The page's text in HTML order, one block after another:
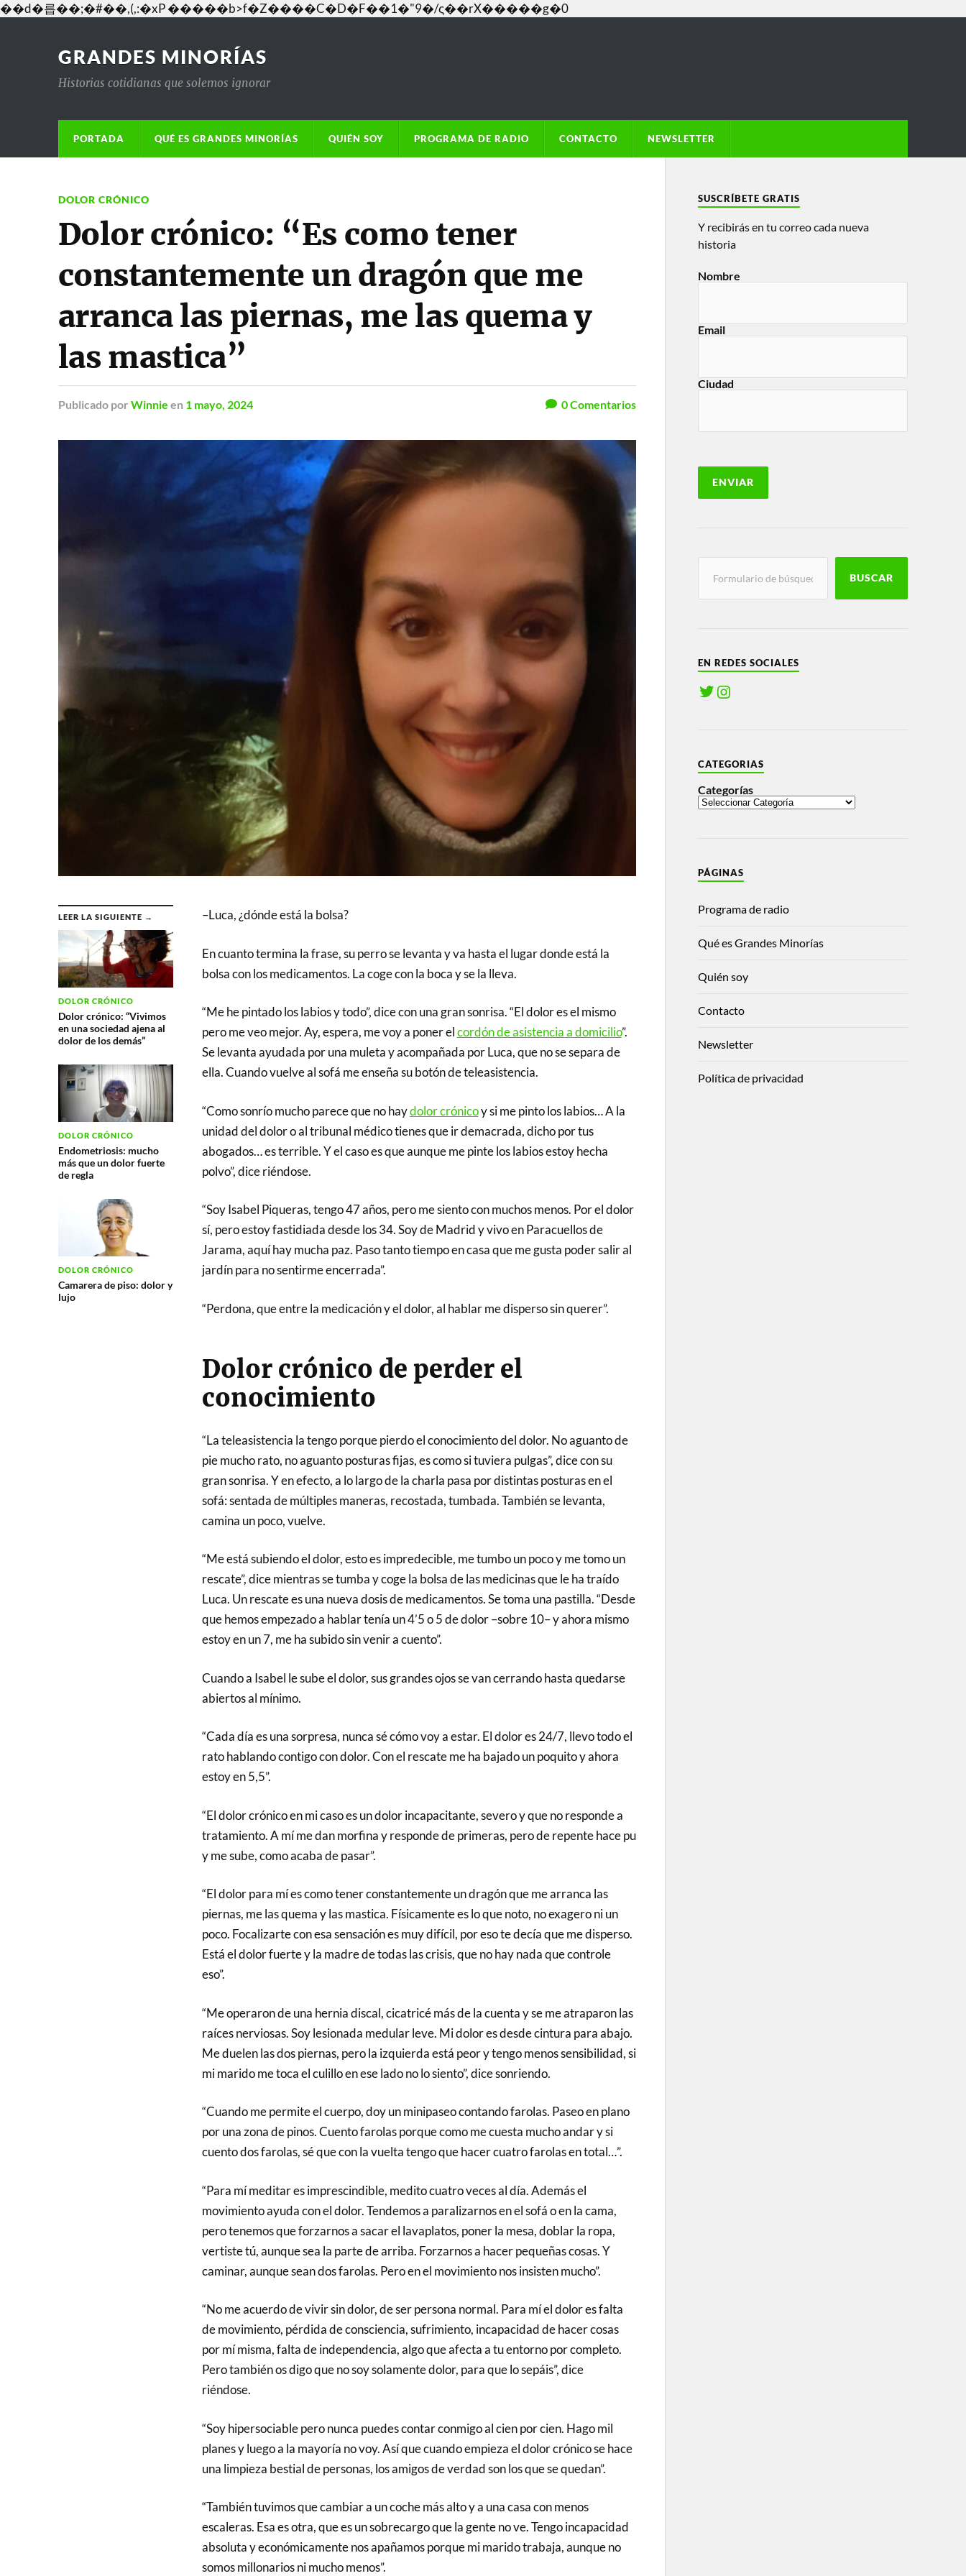
��d�릅��;�#��,(,:�xP �����b>f�Z����C�D�F��1�"9�/ς��rX�����g�0
GRANDES MINORÍAS
Historias cotidianas que solemos ignorar
PORTADA QUÉ ES GRANDES MINORÍAS QUIÉN SOY PROGRAMA DE RADIO CONTACTO NEWSLETTER
DOLOR CRÓNICO
Dolor crónico: “Es como tener
constantemente un dragón que me
arranca las piernas, me las quema y
las mastica”
Publicado por Winnie en 1 mayo, 2024 0Comentarios
LEER LA SIGUIENTE →
DOLOR CRÓNICO
Dolor crónico: “Vivimos
en una sociedad ajena al
dolor de los demás”
DOLOR CRÓNICO
Endometriosis: mucho
más que un dolor fuerte
de regla
DOLOR CRÓNICO
Camarera de piso: dolor y
lujo
–Luca, ¿dónde está la bolsa?
En cuanto termina la frase, su perro se levanta y va hasta el lugar donde está la
bolsa con los medicamentos. La coge con la boca y se la lleva.
“Me he pintado los labios y todo”, dice con una gran sonrisa. “El dolor es el mismo
pero me veo mejor. Ay, espera, me voy a poner elcordón de asistencia a domicilio”.
Se levanta ayudada por una muleta y acompañada por Luca, que no se separa de
ella. Cuando vuelve al sofá me enseña su botón de teleasistencia.
“Como sonrío mucho parece que no haydolor crónicoy si me pinto los labios… A la
unidad del dolor o al tribunal médico tienes que ir demacrada, dicho por tus
abogados… es terrible. Y el caso es que aunque me pinte los labios estoy hecha
polvo”, dice riéndose.
“Soy Isabel Piqueras, tengo 47 años, pero me siento con muchos menos. Por el dolor
sí, pero estoy fastidiada desde los 34. Soy de Madrid y vivo en Paracuellos de
Jarama, aquí hay mucha paz. Paso tanto tiempo en casa que me gusta poder salir al
jardín para no sentirme encerrada”.
“Perdona, que entre la medicación y el dolor, al hablar me disperso sin querer”.
Dolor crónico de perder el
conocimiento
“La teleasistencia la tengo porque pierdo el conocimiento del dolor. No aguanto de
pie mucho rato, no aguanto posturas fijas, es como si tuviera pulgas”, dice con su
gran sonrisa. Y en efecto, a lo largo de la charla pasa por distintas posturas en el
sofá: sentada de múltiples maneras, recostada, tumbada. También se levanta,
camina un poco, vuelve.
“Me está subiendo el dolor, esto es impredecible, me tumbo un poco y me tomo un
rescate”, dice mientras se tumba y coge la bolsa de las medicinas que le ha traído
Luca. Un rescate es una nueva dosis de medicamentos. Se toma una pastilla. “Desde
que hemos empezado a hablar tenía un 4’5 o 5 de dolor –sobre 10– y ahora mismo
estoy en un 7, me ha subido sin venir a cuento”.
Cuando a Isabel le sube el dolor, sus grandes ojos se van cerrando hasta quedarse
abiertos al mínimo.
“Cada día es una sorpresa, nunca sé cómo voy a estar. El dolor es 24/7, llevo todo el
rato hablando contigo con dolor. Con el rescate me ha bajado un poquito y ahora
estoy en 5,5”.
“El dolor crónico en mi caso es un dolor incapacitante, severo y que no responde a
tratamiento. A mí me dan morfina y responde de primeras, pero de repente hace pu
y me sube, como acaba de pasar”.
“El dolor para mí es como tener constantemente un dragón que me arranca las
piernas, me las quema y las mastica. Físicamente es lo que noto, no exagero ni un
poco. Focalizarte con esa sensación es muy difícil, por eso te decía que me disperso.
Está el dolor fuerte y la madre de todas las crisis, que no hay nada que controle
eso”.
“Me operaron de una hernia discal, cicatricé más de la cuenta y se me atraparon las
raíces nerviosas. Soy lesionada medular leve. Mi dolor es desde cintura para abajo.
Me duelen las dos piernas, pero la izquierda está peor y tengo menos sensibilidad, si
mi marido me toca el culillo en ese lado no lo siento”, dice sonriendo.
“Cuando me permite el cuerpo, doy un minipaseo contando farolas. Paseo en plano
por una zona de pinos. Cuento farolas porque como me cuesta mucho andar y si
cuento dos farolas, sé que con la vuelta tengo que hacer cuatro farolas en total…”.
“Para mí meditar es imprescindible, medito cuatro veces al día. Además el
movimiento ayuda con el dolor. Tendemos a paralizarnos en el sofá o en la cama,
pero tenemos que forzarnos a sacar el lavaplatos, poner la mesa, doblar la ropa,
vertiste tú, aunque sea la parte de arriba. Forzarnos a hacer pequeñas cosas. Y
caminar, aunque sean dos farolas. Pero en el movimiento nos insisten mucho”.
“No me acuerdo de vivir sin dolor, de ser persona normal. Para mí el dolor es falta
de movimiento, pérdida de consciencia, sufrimiento, incapacidad de hacer cosas
por mí misma, falta de independencia, algo que afecta a tu entorno por completo.
Pero también os digo que no soy solamente dolor, para que lo sepáis”, dice
riéndose.
“Soy hipersociable pero nunca puedes contar conmigo al cien por cien. Hago mil
planes y luego a la mayoría no voy. Así que cuando empieza el dolor crónico se hace
una limpieza bestial de personas, los amigos de verdad son los que se quedan”.
“También tuvimos que cambiar a un coche más alto y a una casa con menos
escaleras. Esa es otra, que es un sobrecargo que la gente no ve. Tengo incapacidad
absoluta y económicamente nos apañamos porque mi marido trabaja, aunque no
somos millonarios ni mucho menos”.
SUSCRÍBETE GRATIS
Y recibirás en tu correo cada nueva
historia
Nombre
Email
Ciudad
BUSCAR
EN REDES SOCIALES
CATEGORIAS
Categorías
PÁGINAS
Programa de radio
Qué es Grandes Minorías
Quién soy
Contacto
Newsletter
Política de privacidad